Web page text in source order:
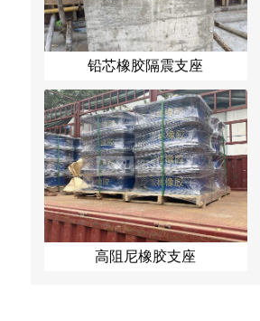
铅芯橡胶隔震支座
高阻尼橡胶支座